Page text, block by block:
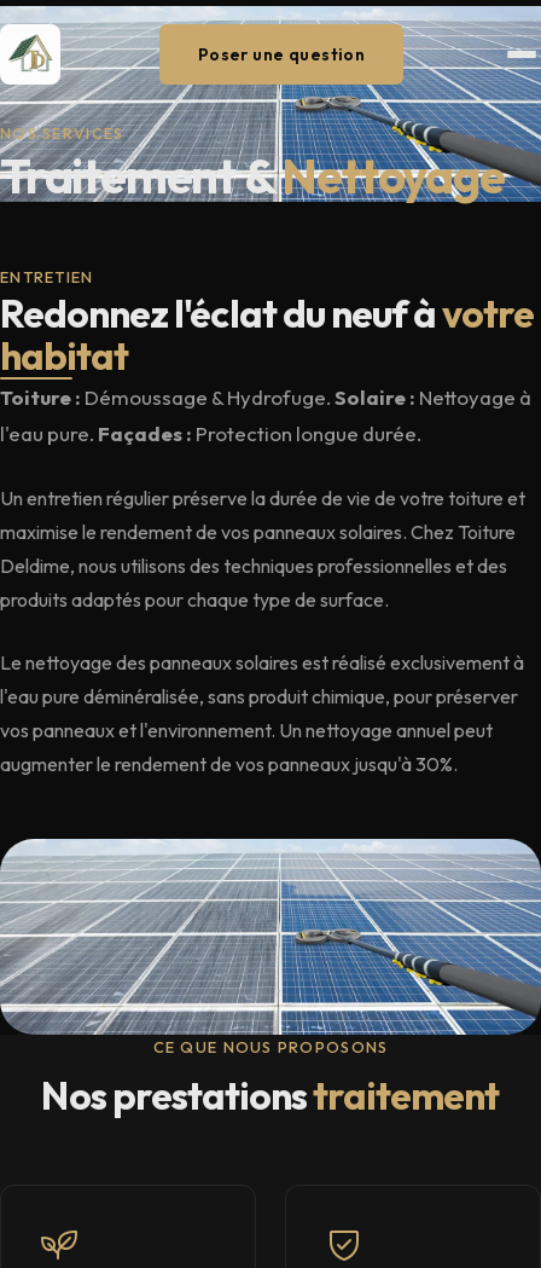
Poser une question
NOS SERVICES
Traitement &Nettoyage
ENTRETIEN
Redonnez l'éclat du neuf àvotre
habitat
Toiture : Démoussage & Hydrofuge.Solaire : Nettoyage à
l'eau pure. Façades : Protection longue durée.
Un entretien régulier préserve la durée de vie de votre toiture et
maximise le rendement de vos panneaux solaires. Chez Toiture
Deldime, nous utilisons des techniques professionnelles et des
produits adaptés pour chaque type de surface.
Le nettoyage des panneaux solaires est réalisé exclusivement à
l'eau pure déminéralisée, sans produit chimique, pour préserver
vos panneaux et l'environnement. Un nettoyage annuel peut
augmenter le rendement de vos panneaux jusqu'à 30%.
CE QUE NOUS PROPOSONS
Nos prestationstraitement